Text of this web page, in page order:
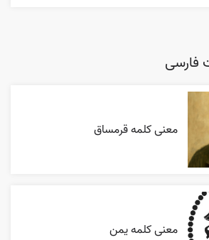
فارسی
معنی کلمه قرمساق
معنی کلمه یمن